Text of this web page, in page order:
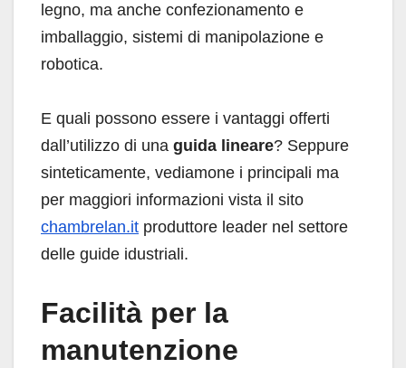
legno, ma anche confezionamento e
imballaggio, sistemi di manipolazione e
robotica.
E quali possono essere i vantaggi offerti
dall’utilizzo di una guida lineare? Seppure
sinteticamente, vediamone i principali ma
per maggiori informazioni vista il sito
chambrelan.it produttore leader nel settore
delle guide idustriali.
Facilità per la
manutenzione